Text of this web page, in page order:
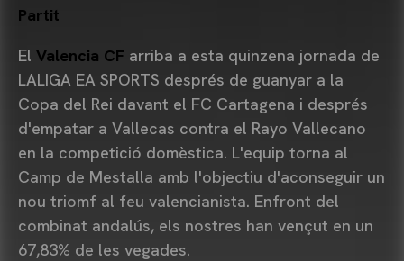
Partit
El Valencia CF arriba a esta quinzena jornada de
LALIGA EA SPORTS després de guanyar a la
Copa del Rei davant el FC Cartagena i després
d'empatar a Vallecas contra el Rayo Vallecano
en la competició domèstica. L'equip torna al
Camp de Mestalla amb l'objectiu d'aconseguir un
nou triomf al feu valencianista. Enfront del
combinat andalús, els nostres han vençut en un
67,83% de les vegades.